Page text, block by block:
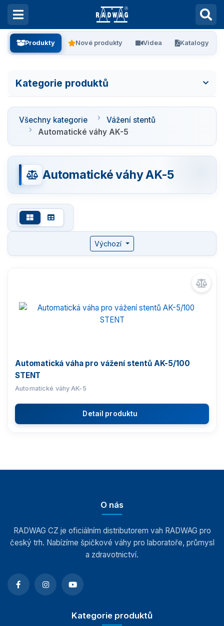
Produkty Nové produkty Videa Katalogy
Kategorie produktů
Všechny kategorie
Laboratorní váhy
Vážení filtrů
Vážení stentů
Automatické váhy AK-5
Mikrováhy XA STENT
Zlatnické váhy
Průmyslové váhy
Kontrolní váhy HBZ (e)
Závaží
Příslušenství k vahám
Všechny kategorie
Vážení stentů
Automatické váhy AK-5
Automatické váhy AK-5
Výchozí
Automatická váha pro vážení stentů AK-5/100
STENT
Automatické váhy AK-5
Detail produktu
O nás
RADWAG CZ je oficiálním distributorem vah RADWAG pro
český trh. Nabízíme špičkové váhy pro laboratoře, průmysl
a zdravotnictví.
Kategorie produktů